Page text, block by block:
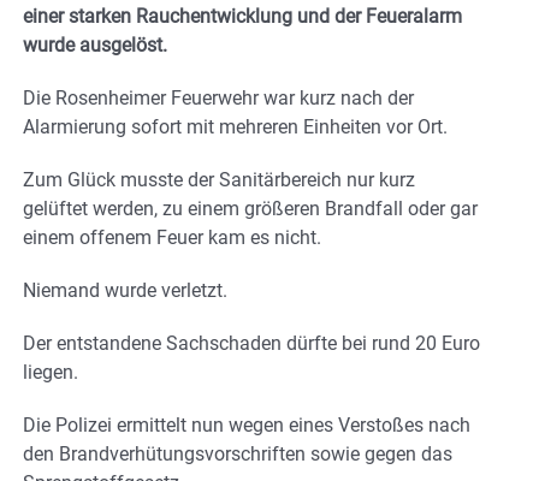
einer starken Rauchentwicklung und der Feueralarm
wurde ausgelöst.
Die Rosenheimer Feuerwehr war kurz nach der
Alarmierung sofort mit mehreren Einheiten vor Ort.
Zum Glück musste der Sanitärbereich nur kurz
gelüftet werden, zu einem größeren Brandfall oder gar
einem offenem Feuer kam es nicht.
Niemand wurde verletzt.
Der entstandene Sachschaden dürfte bei rund 20 Euro
liegen.
Die Polizei ermittelt nun wegen eines Verstoßes nach
den Brandverhütungsvorschriften sowie gegen das